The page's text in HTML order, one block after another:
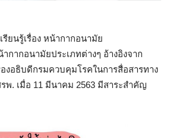
ยนรู้เรื่อง หน้ากากอนามัย
กากอนามัยประเภทต่างๆ อ้างอิงจาก
อธิบดีกรมควบคุมโรคในการสื่อสารทาง
รพ. เมื่อ 11 มีนาคม 2563 มีสาระสำคัญ